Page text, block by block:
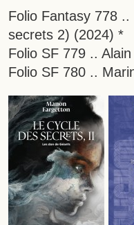
Folio Fantasy 778
secrets 2) (2024) *
Folio SF 779 ..
Folio SF 780 ..